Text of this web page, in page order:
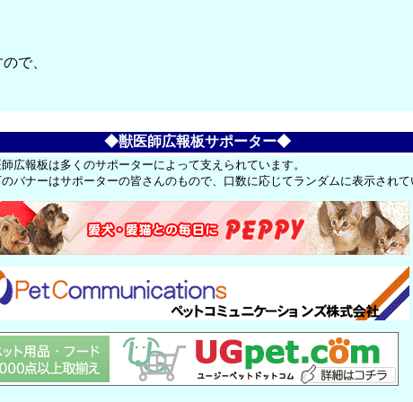
で、
◆獣医師広報板サポーター◆
広報板は多くのサポーターによって支えられています。
のバナーはサポーターの皆さんのもので、口数に応じてランダムに表示され